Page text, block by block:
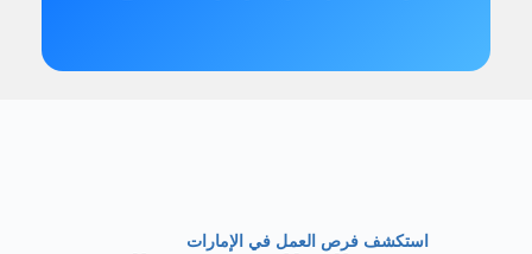
استكشف فرص العمل في الإمارات